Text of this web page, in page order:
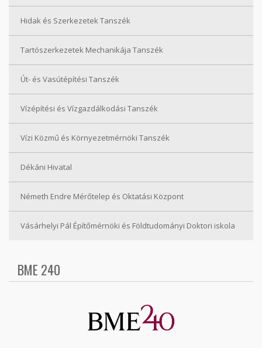
Hidak és Szerkezetek Tanszék
Tartószerkezetek Mechanikája Tanszék
Út- és Vasútépítési Tanszék
Vízépítési és Vízgazdálkodási Tanszék
Vízi Közmű és Környezetmérnöki Tanszék
Dékáni Hivatal
Németh Endre Mérőtelep és Oktatási Központ
Vásárhelyi Pál Építőmérnöki és Földtudományi Doktori iskola
BME 240